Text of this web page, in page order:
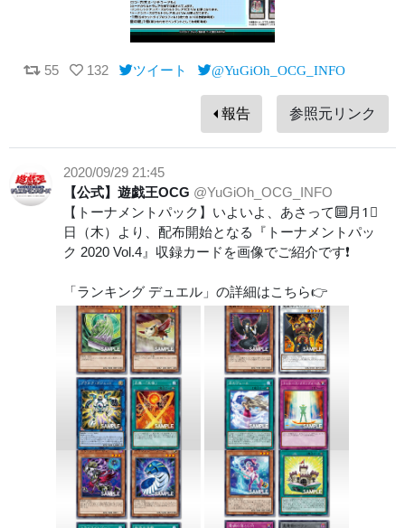
55 132 ツイート @YuGiOh_OCG_INFO
報告 参照元リンク
2020/09/29 21:45
【公式】遊戯王OCG @YuGiOh_OCG_INFO
【トーナメントパック】いよいよ、あさって🔟月1⃣
日（木）より、配布開始となる『トーナメントパッ
ク 2020 Vol.4』収録カードを画像でご紹介です❗️
「ランキング デュエル」の詳細はこちら👉